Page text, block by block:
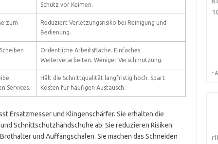
Schutz vor Keimen.
zum
Reduziert Verletzungsrisiko bei Reinigung und
Bedienung.
Ordentliche Arbeitsfläche. Einfaches
Weiterverarbeiten. Weniger Verschmutzung.
Services.
Hält die Schnittqualität langfristig hoch. Spart
Kosten für häufigen Austausch.
Ersatzmesser und Klingenschärfer. Sie erhalten die
Schnittschutzhandschuhe ab. Sie reduzieren Risiken.
und Auffangschalen. Sie machen das Schneiden
*